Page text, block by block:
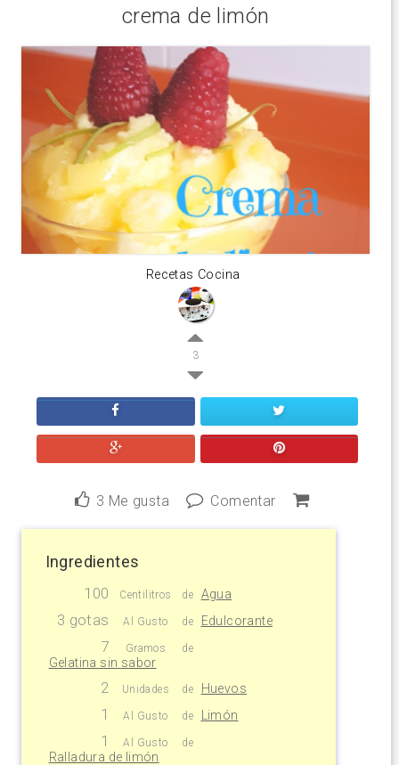
crema de limón
Recetas Cocina
3
3 Me gusta Comentar
Ingredientes
100 Centilitros de Agua
3 gotas Al Gusto de Edulcorante
7 Gramos de
Gelatina sin sabor
2 Unidades de Huevos
1 Al Gusto de Limón
1 Al Gusto de
Ralladura de limón